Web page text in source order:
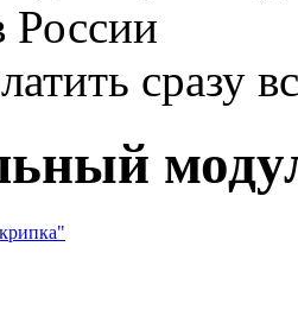
России
сразу